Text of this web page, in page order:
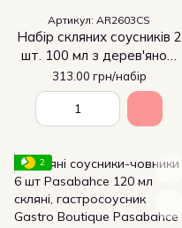
Артикул: AR2603CS
Набір скляних соусників 2
шт. 100 мл з дерев'яною
ручкою для сервірування
ARDESTO
313.00 грн/набір
2